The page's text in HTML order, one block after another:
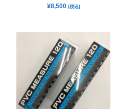
¥8,500 (税込)